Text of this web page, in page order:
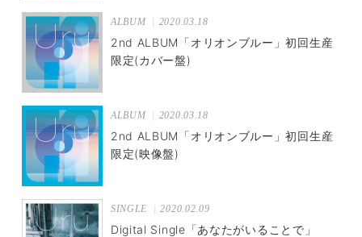
ALBUM 2020.03.18
2nd ALBUM「オリオンブルー」初回生産
限定(カバー盤)
ALBUM 2020.03.18
2nd ALBUM「オリオンブルー」初回生産
限定(映像盤)
SINGLE 2020.02.09
Digital Single「あなたがいることで」